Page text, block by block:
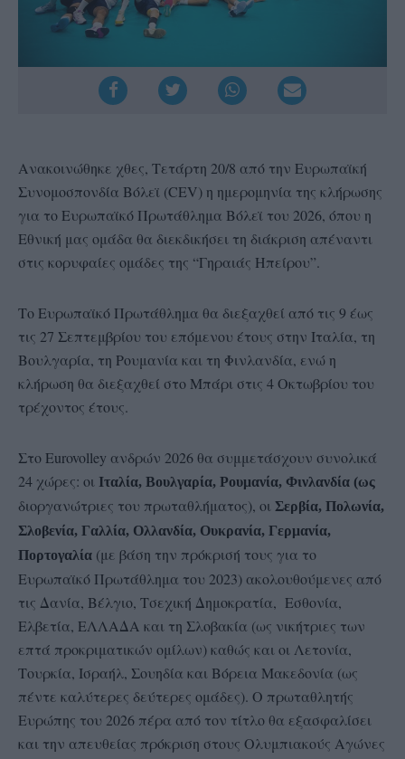
Ανακοινώθηκε χθες, Τετάρτη 20/8 από την Ευρωπαϊκή
Συνομοσπονδία Βόλεϊ (CEV) η ημερομηνία της κλήρωσης
για το Ευρωπαϊκό Πρωτάθλημα Βόλεϊ του 2026, όπου η
Εθνική μας ομάδα θα διεκδικήσει τη διάκριση απέναντι
στις κορυφαίες ομάδες της “Γηραιάς Ηπείρου”.
Το Ευρωπαϊκό Πρωτάθλημα θα διεξαχθεί από τις 9 έως
τις 27 Σεπτεμβρίου του επόμενου έτους στην Ιταλία, τη
Βουλγαρία, τη Ρουμανία και τη Φινλανδία, ενώ η
κλήρωση θα διεξαχθεί στο Μπάρι στις 4 Οκτωβρίου του
τρέχοντος έτους.
Στο Εurovolley ανδρών 2026 θα συμμετάσχουν συνολικά
24 χώρες: οι Ιταλία, Βουλγαρία, Ρουμανία, Φινλανδία (ως
διοργανώτριες του πρωταθλήματος), οι Σερβία, Πολωνία,
Σλοβενία, Γαλλία, Ολλανδία, Ουκρανία, Γερμανία,
Πορτογαλία (με βάση την πρόκρισή τους για το
Ευρωπαϊκό Πρωτάθλημα του 2023) ακολουθούμενες από
τις Δανία, Βέλγιο, Τσεχική Δημοκρατία, Εσθονία,
Ελβετία, ΕΛΛΑΔΑ και τη Σλοβακία (ως νικήτριες των
επτά προκριματικών ομίλων) καθώς και οι Λετονία,
Τουρκία, Ισραήλ, Σουηδία και Βόρεια Μακεδονία (ως
πέντε καλύτερες δεύτερες ομάδες). Ο πρωταθλητής
Ευρώπης του 2026 πέρα από τον τίτλο θα εξασφαλίσει
και την απευθείας πρόκριση στους Ολυμπιακούς Αγώνες